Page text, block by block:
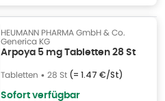
HEUMANN PHARMA GmbH & Co.
Generica KG
Arpoya 5 mg Tabletten 28 St
Tabletten • 28 St (= 1.47 €/St)
Sofort verfügbar